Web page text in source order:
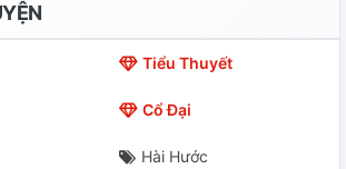
Tiểu Thuyết
Cổ Đại
Hài Hước